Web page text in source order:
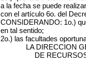
a la fecha se puede
con el artículo 6o. del
CONSIDERANDO: 1o.)
en tal sentido;
2o.) las facultades
LA DIRECCION
DE